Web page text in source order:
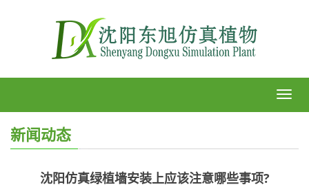
新闻动态
沈阳仿真绿植墙安装上应该注意哪些事项?